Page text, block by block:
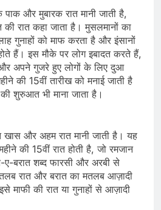
और मुबारक रात मानी जाती है,
रात कहा जाता है। मुसलमानों का
गुनाहों को माफ करता है और इंसानों
हैं। इस मौके पर लोग इबादत करते हैं,
अपने गुजरे हुए लोगों के लिए दुआ
की 15वीं तारीख को मनाई जाती है
शुरुआत भी माना जाता है।
खास और अहम रात मानी जाती है। यह
की 15वीं रात होती है, जो रमजान
बरात शब्द फारसी और अरबी से
रात और बरात का मतलब आज़ादी
माफी की रात या गुनाहों से आज़ादी